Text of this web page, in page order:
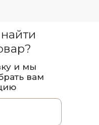
и мы
вам